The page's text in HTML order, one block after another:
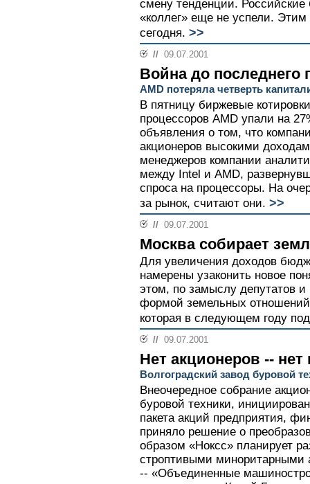
смену тенденции.
«коллег» еще не успели. Этим
сегодня. >>
// 09.07.2001
Война до последнего
AMD потеряла четверть
В пятницу биржевые
процессоров AMD упали на
объявления о том, что
акционеров высокими
менеджеров компании
между Intel и AMD,
спроса на процессоры. На
за рынок, считают они. >>
// 09.07.2001
Москва собирает
Для увеличения доходов
намерены узаконить новое
этом, по замыслу депутатов
формой земельных отношений
которая в следующем году
// 09.07.2001
Нет акционеров --
Волгоградский завод буровой
Внеочередное собрание
буровой техники,
пакета акций предприятия,
приняло решение о
образом «Ноксс» планирует
строптивыми миноритарными
-- «Объединенные